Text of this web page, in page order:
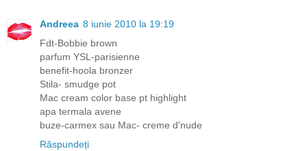
Andreea 8 iunie 2010 la 19:19
Fdt-Bobbie brown
parfum YSL-parisienne
benefit-hoola bronzer
Stila- smudge pot
Mac cream color base pt highlight
apa termala avene
buze-carmex sau Mac- creme d'nude
Răspundeți